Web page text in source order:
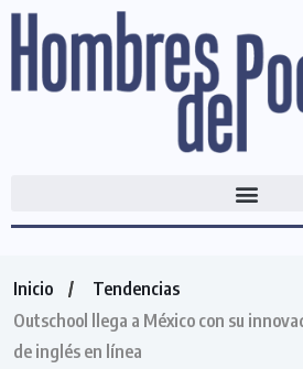
Inicio
Tendencias
Outschool llega a México con su
de inglés en línea